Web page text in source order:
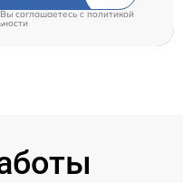
соглашаетесь cполитикой